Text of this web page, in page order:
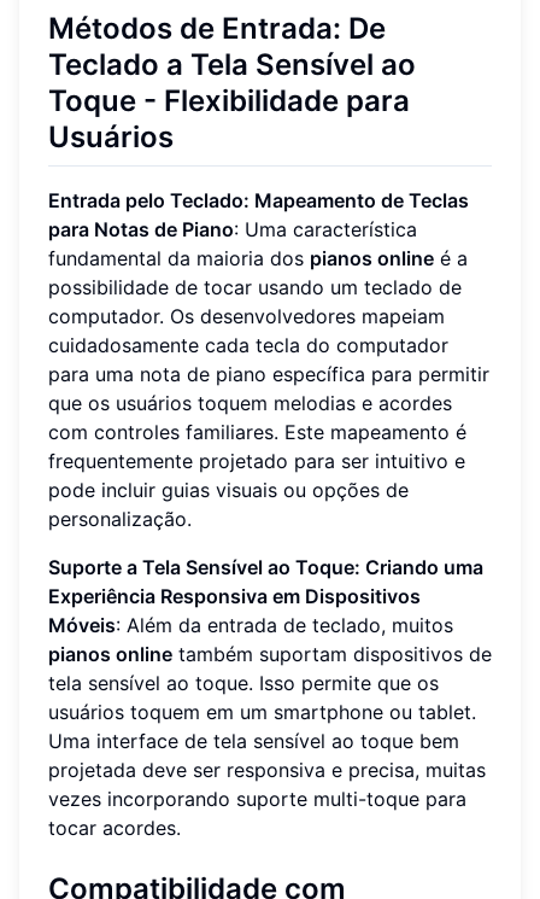
Métodos de Entrada: De
Teclado a Tela Sensível ao
Toque - Flexibilidade para
Usuários
Entrada pelo Teclado: Mapeamento de Teclas
para Notas de Piano: Uma característica
fundamental da maioria dos pianos online é a
possibilidade de tocar usando um teclado de
computador. Os desenvolvedores mapeiam
cuidadosamente cada tecla do computador
para uma nota de piano específica para permitir
que os usuários toquem melodias e acordes
com controles familiares. Este mapeamento é
frequentemente projetado para ser intuitivo e
pode incluir guias visuais ou opções de
personalização.
Suporte a Tela Sensível ao Toque: Criando uma
Experiência Responsiva em Dispositivos
Móveis: Além da entrada de teclado, muitos
pianos online também suportam dispositivos de
tela sensível ao toque. Isso permite que os
usuários toquem em um smartphone ou tablet.
Uma interface de tela sensível ao toque bem
projetada deve ser responsiva e precisa, muitas
vezes incorporando suporte multi-toque para
tocar acordes.
Compatibilidade com